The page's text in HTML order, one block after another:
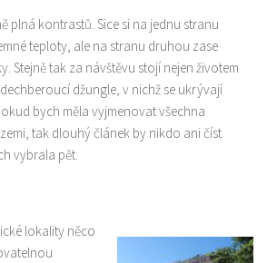
plná kontrastů. Sice si na jednu stranu
teploty, ale na stranu druhou zase
Stejně tak za návštěvu stojí nejen životem
džungle, v nichž se ukrývají
bych měla vyjmenovat všechna
tak dlouhý článek by nikdo ani číst
vybrala pět.
lokality něco